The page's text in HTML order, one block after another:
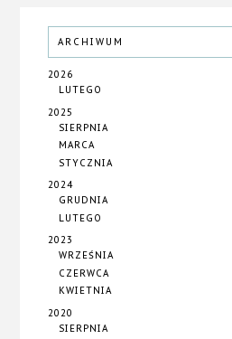
ARCHIWUM
2026
LUTEGO
2025
SIERPNIA
MARCA
STYCZNIA
2024
GRUDNIA
LUTEGO
2023
WRZEŚNIA
CZERWCA
KWIETNIA
2020
SIERPNIA